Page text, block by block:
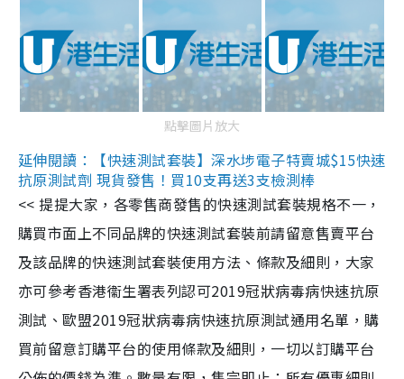
點擊圖片放大
延伸閱讀：【快速測試套裝】深水埗電子特賣城$15快速
抗原測試劑 現貨發售！買10支再送3支檢測棒
<< 提提大家，各零售商發售的快速測試套裝規格不一，
購買市面上不同品牌的快速測試套裝前請留意售賣平台
及該品牌的快速測試套裝使用方法、條款及細則，大家
亦可參考香港衞生署表列認可2019冠狀病毒病快速抗原
測試、歐盟2019冠狀病毒病快速抗原測試通用名單，購
買前留意訂購平台的使用條款及細則，一切以訂購平台